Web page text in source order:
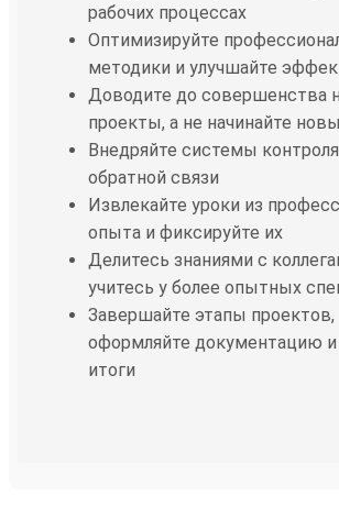
рабочих процессах
Оптимизируйте
методики и улучшайте
Доводите до совершенства
проекты, а не начинайте
Внедряйте системы
обратной связи
Извлекайте уроки из
опыта и фиксируйте их
Делитесь знаниями с
учитесь у более опытных
Завершайте этапы проектов,
оформляйте документацию и
итоги